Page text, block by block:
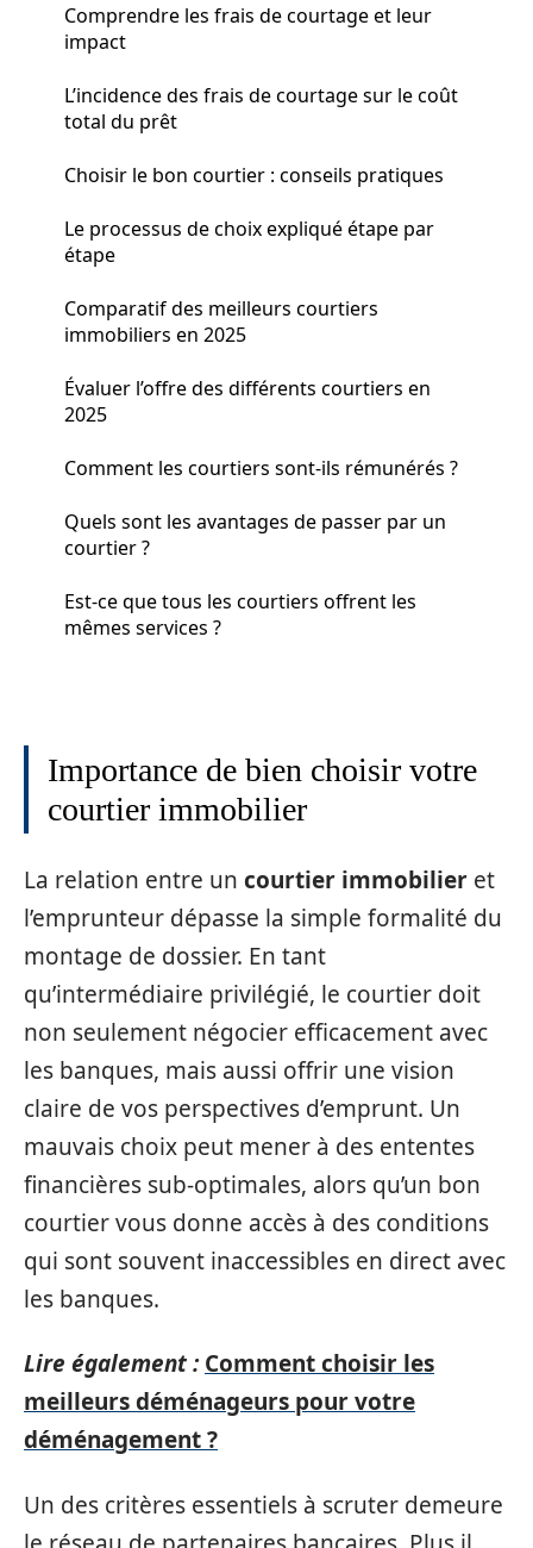
Comprendre les frais de courtage et leur
impact
L’incidence des frais de courtage sur le coût
total du prêt
Choisir le bon courtier : conseils pratiques
Le processus de choix expliqué étape par
étape
Comparatif des meilleurs courtiers
immobiliers en 2025
Évaluer l’offre des différents courtiers en
2025
Comment les courtiers sont-ils rémunérés ?
Quels sont les avantages de passer par un
courtier ?
Est-ce que tous les courtiers offrent les
mêmes services ?
Importance de bien choisir votre
courtier immobilier
La relation entre un courtier immobilier et
l’emprunteur dépasse la simple formalité du
montage de dossier. En tant
qu’intermédiaire privilégié, le courtier doit
non seulement négocier efficacement avec
les banques, mais aussi offrir une vision
claire de vos perspectives d’emprunt. Un
mauvais choix peut mener à des ententes
financières sub-optimales, alors qu’un bon
courtier vous donne accès à des conditions
qui sont souvent inaccessibles en direct avec
les banques.
Lire également : Comment choisir les
meilleurs déménageurs pour votre
déménagement ?
Un des critères essentiels à scruter demeure